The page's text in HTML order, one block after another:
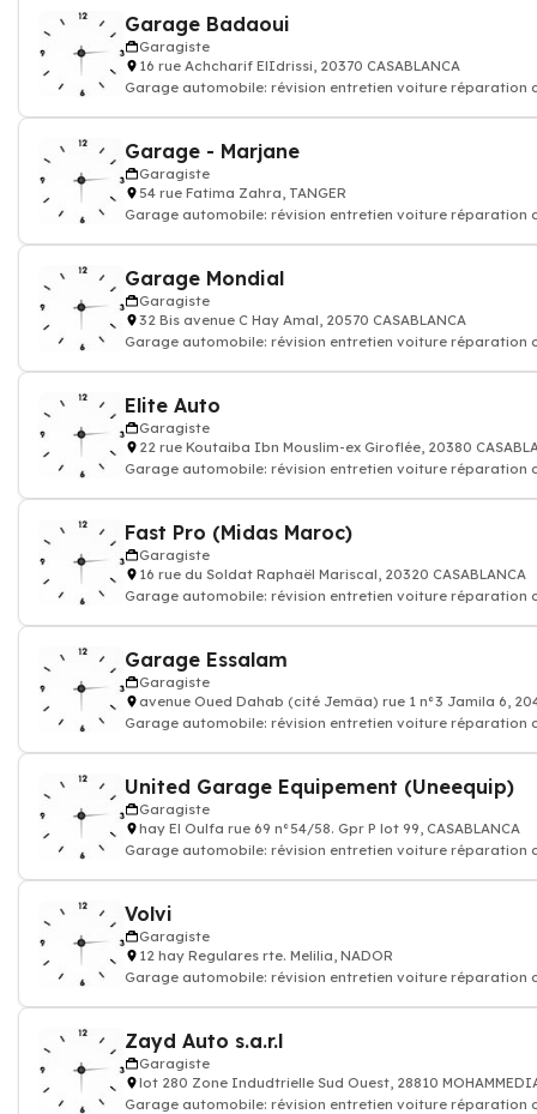
Garage Badaoui
Garagiste
16 rue Achcharif ElIdrissi, 20370 CASABLANCA
Garage automobile: révision entretien voiture réparation
Garage - Marjane
Garagiste
54 rue Fatima Zahra, TANGER
Garage automobile: révision entretien voiture réparation
Garage Mondial
Garagiste
32 Bis avenue C Hay Amal, 20570 CASABLANCA
Garage automobile: révision entretien voiture réparation
Elite Auto
Garagiste
22 rue Koutaiba Ibn Mouslim-ex Giroflée, 20380
Garage automobile: révision entretien voiture réparation
Fast Pro (Midas Maroc)
Garagiste
16 rue du Soldat Raphaël Mariscal, 20320 CASABLANCA
Garage automobile: révision entretien voiture réparation
Garage Essalam
Garagiste
avenue Oued Dahab (cité Jemâa) rue 1 n°3 Jamila 6,
Garage automobile: révision entretien voiture réparation
United Garage Equipement (Uneequip)
Garagiste
hay El Oulfa rue 69 n°54/58. Gpr P lot 99, CASABLANCA
Garage automobile: révision entretien voiture réparation
Volvi
Garagiste
12 hay Regulares rte. Melilia, NADOR
Garage automobile: révision entretien voiture réparation
Zayd Auto s.a.r.l
Garagiste
lot 280 Zone Indudtrielle Sud Ouest, 28810
Garage automobile: révision entretien voiture réparation